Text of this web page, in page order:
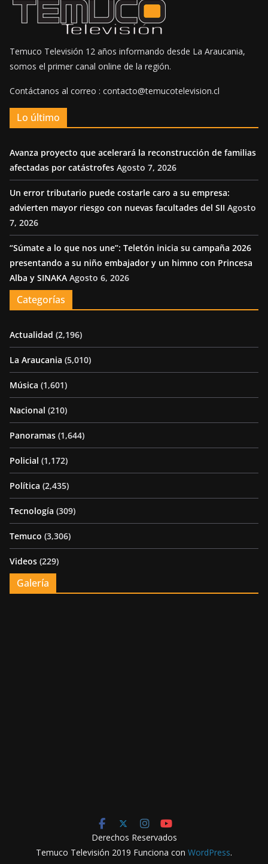
Temuco Televisión 12 años informando desde La Araucania,
somos el primer canal online de la región.
Contáctanos al correo : contacto@temucotelevision.cl
Lo último
Avanza proyecto que acelerará la reconstrucción de familias
afectadas por catástrofes Agosto 7, 2026
Un error tributario puede costarle caro a su empresa:
advierten mayor riesgo con nuevas facultades del SII Agosto
7, 2026
“Súmate a lo que nos une”: Teletón inicia su campaña 2026
presentando a su niño embajador y un himno con Princesa
Alba y SINAKA Agosto 6, 2026
Categorías
Actualidad (2,196)
La Araucania (5,010)
Música (1,601)
Nacional (210)
Panoramas (1,644)
Policial (1,172)
Política (2,435)
Tecnología (309)
Temuco (3,306)
Videos (229)
Galería
Derechos Reservados
Temuco Televisión 2019 Funciona con WordPress.